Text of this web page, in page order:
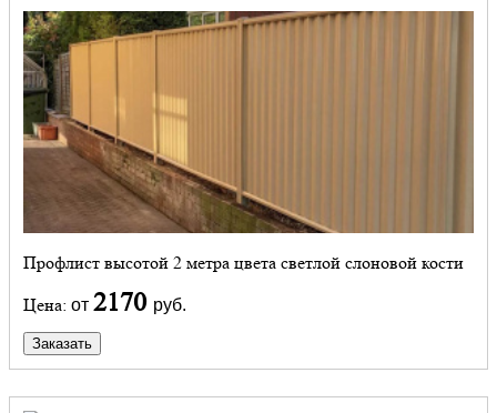
Профлист высотой 2 метра цвета светлой слоновой кости
Цена: от 2170 руб.
Заказать